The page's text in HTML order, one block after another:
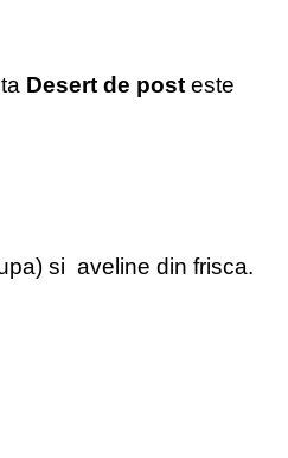
Desert de post este
si aveline din frisca.